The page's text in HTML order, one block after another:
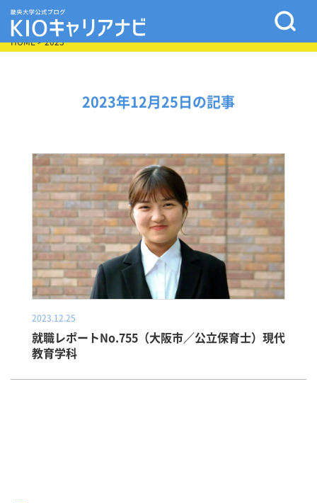
HOME> 2023
2023年12月25日の記事
2023.12.25
就職レポートNo.755（大阪市／公立保育士）現代
教育学科